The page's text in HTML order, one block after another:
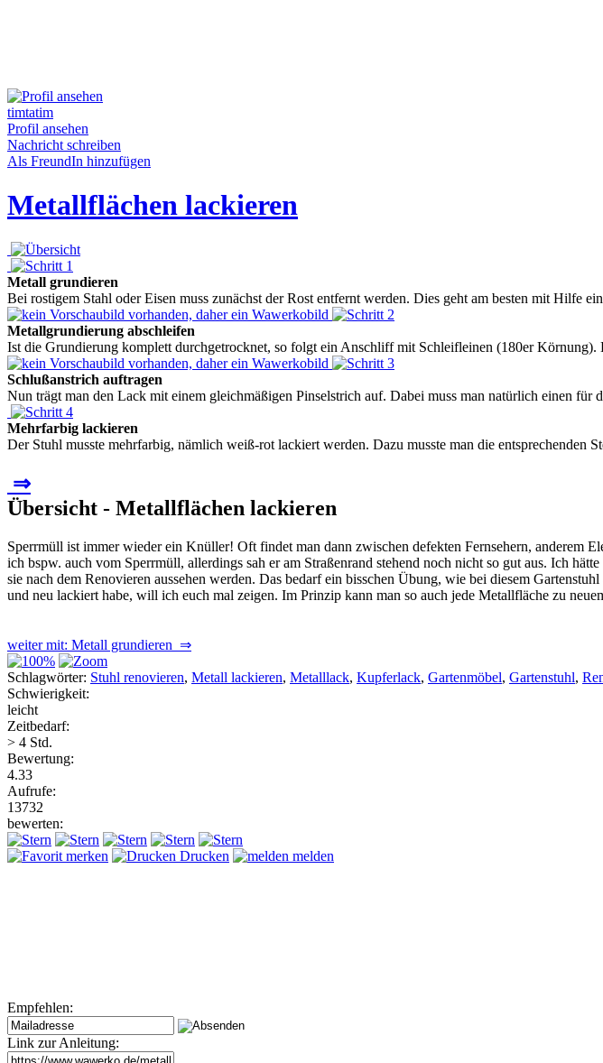
timtatim
Profil ansehen
Nachricht schreiben
Als FreundIn hinzufügen
Metallflächen lackieren
Metall grundieren
Bei rostigem Stahl oder Eisen muss zunächst der Rost entfernt werden. Dies geht am besten mit Hilfe
Metallgrundierung abschleifen
Ist die Grundierung komplett durchgetrocknet, so folgt ein Anschliff mit Schleifleinen (180er
Schlußanstrich auftragen
Nun trägt man den Lack mit einem gleichmäßigen Pinselstrich auf. Dabei muss man natürlich einen
Mehrfarbig lackieren
Der Stuhl musste mehrfarbig, nämlich weiß-rot lackiert werden. Dazu musste man die
⇒
Übersicht - Metallflächen lackieren
Sperrmüll ist immer wieder ein Knüller! Oft findet man dann zwischen defekten Fernsehern, anderem
ich bspw. auch vom Sperrmüll, allerdings sah er am Straßenrand stehend noch nicht so gut aus. Ich
sie nach dem Renovieren aussehen werden. Das bedarf ein bisschen Übung, wie bei diesem
und neu lackiert habe, will ich euch mal zeigen. Im Prinzip kann man so auch jede Metallfläche zu
weiter mit: Metall grundieren ⇒
Schlagwörter: Stuhl renovieren, Metall lackieren, Metalllack, Kupferlack, Gartenmöbel, Gartenstuhl,
Schwierigkeit:
leicht
Zeitbedarf:
> 4 Std.
Bewertung:
4.33
Aufrufe:
13732
bewerten:
merken Drucken melden
Empfehlen:
Link zur Anleitung: